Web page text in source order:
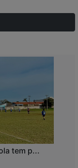
tem p...